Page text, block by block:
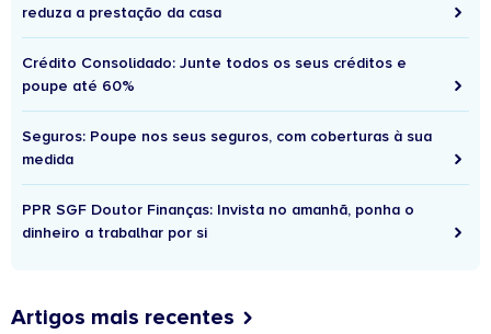
reduza a prestação da casa
Crédito Consolidado: Junte todos os seus créditos e
poupe até 60%
Seguros: Poupe nos seus seguros, com coberturas à sua
medida
PPR SGF Doutor Finanças: Invista no amanhã, ponha o
dinheiro a trabalhar por si
Artigos mais recentes